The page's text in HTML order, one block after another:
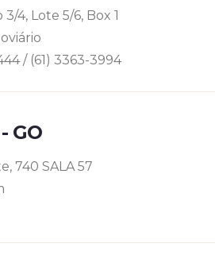
4, Lote 5/6, Box 1
/ (61) 3363-3994
GO
740 SALA 57